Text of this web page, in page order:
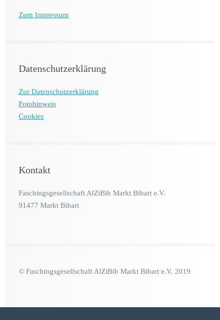
Zum Impressum
Datenschutzerklärung
Zur Datenschutzerklärung
Fotohinweis
Cookies
Kontakt
Faschingsgesellschaft AlZiBib Markt Bibart e.V.
91477 Markt Bibart
© Faschingsgesellschaft AlZiBib Markt Bibart e.V. 2019